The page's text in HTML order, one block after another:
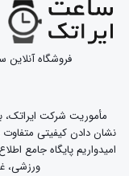
فروشگاه
مأموریت شرکت
نشان دادن کیفیتی
امیدواریم پایگاه جامع
ورزشی،